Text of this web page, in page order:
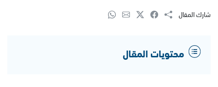
شارك المقال
محتويات المقال